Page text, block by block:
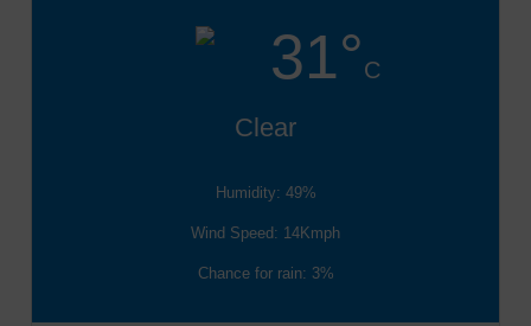
31°C
Clear
Humidity: 49%
Wind Speed: 14Kmph
Chance for rain: 3%